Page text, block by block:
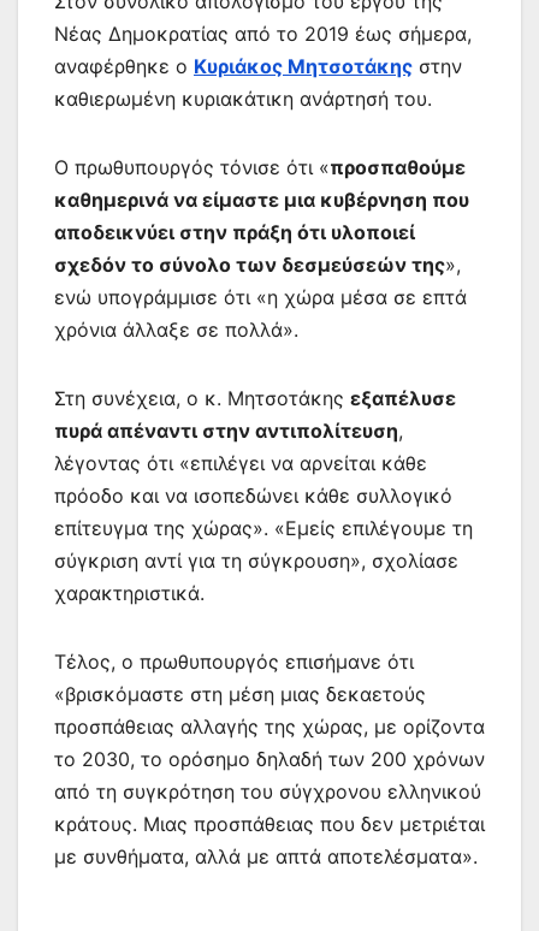
Νέας Δημοκρατίας από το 2019 έως σήμερα,
αναφέρθηκε ο Κυριάκος Μητσοτάκης στην
καθιερωμένη κυριακάτικη ανάρτησή του.
Ο πρωθυπουργός τόνισε ότι «προσπαθούμε
καθημερινά να είμαστε μια κυβέρνηση που
αποδεικνύει στην πράξη ότι υλοποιεί
σχεδόν το σύνολο των δεσμεύσεών της»,
ενώ υπογράμμισε ότι «η χώρα μέσα σε επτά
χρόνια άλλαξε σε πολλά».
Στη συνέχεια, ο κ. Μητσοτάκης εξαπέλυσε
πυρά απέναντι στην αντιπολίτευση,
λέγοντας ότι «επιλέγει να αρνείται κάθε
πρόοδο και να ισοπεδώνει κάθε συλλογικό
επίτευγμα της χώρας». «Εμείς επιλέγουμε τη
σύγκριση αντί για τη σύγκρουση», σχολίασε
χαρακτηριστικά.
Τέλος, ο πρωθυπουργός επισήμανε ότι
«βρισκόμαστε στη μέση μιας δεκαετούς
προσπάθειας αλλαγής της χώρας, με ορίζοντα
το 2030, το ορόσημο δηλαδή των 200 χρόνων
από τη συγκρότηση του σύγχρονου ελληνικού
κράτους. Μιας προσπάθειας που δεν μετριέται
με συνθήματα, αλλά με απτά αποτελέσματα».